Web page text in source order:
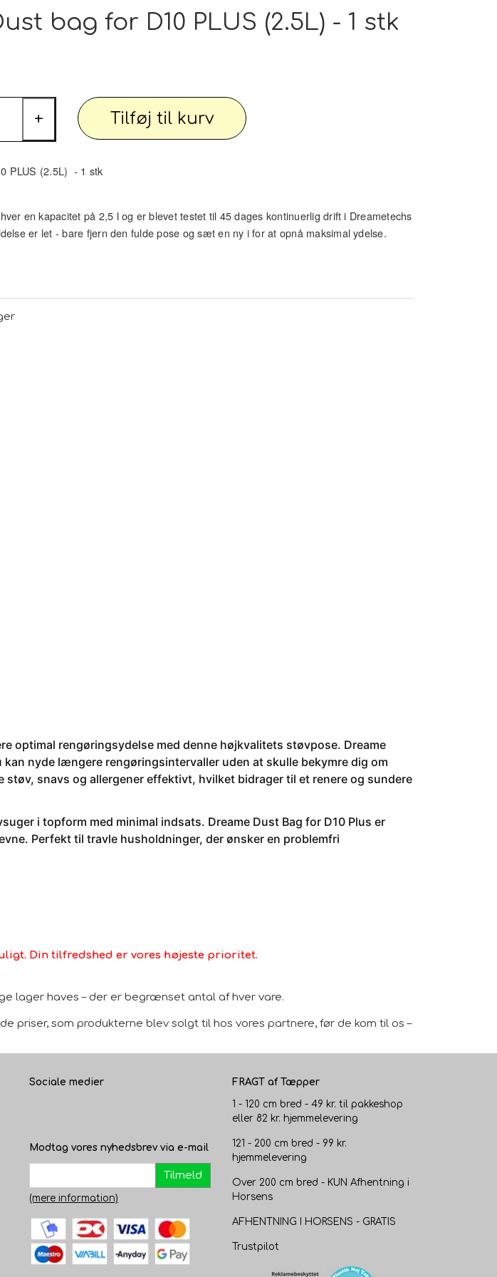
mobil og tilbehør
bag for D10 PLUS (2.5L) - 1 stk
+ Tilføj til kurv
PLUS (2.5L) - 1 stk
en kapacitet på 2,5 l og er blevet testet til 45 dages kontinuerlig drift i Dreametechs
er let - bare fjern den fulde pose og sæt en ny i for at opnå maksimal ydelse.
optimal rengøringsydelse med denne højkvalitets støvpose. Dreame
nyde længere rengøringsintervaller uden at skulle bekymre dig om
snavs og allergener effektivt, hvilket bidrager til et renere og sundere
i topform med minimal indsats. Dreame Dust Bag for D10 Plus er
Perfekt til travle husholdninger, der ønsker en problemfri
Din tilfredshed er vores højeste prioritet.
lager haves – der er begrænset antal af hver vare.
priser, som produkterne blev solgt til hos vores partnere, før de kom til os –
Sociale medier
Modtag vores nyhedsbrev via e-mail
Tilmeld
(mere information)
FRAGT af Tæpper
1 - 120 cm bred - 49 kr. til pakkeshop
eller 82 kr. hjemmelevering
121 - 200 cm bred - 99 kr.
hjemmelevering
Over 200 cm bred - KUN Afhentning i
Horsens
AFHENTNING I HORSENS - GRATIS
Trustpilot